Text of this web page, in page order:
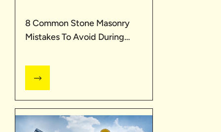
8 Common Stone Masonry
Mistakes To Avoid During